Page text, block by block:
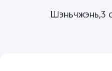
Шэньчжэнь,3